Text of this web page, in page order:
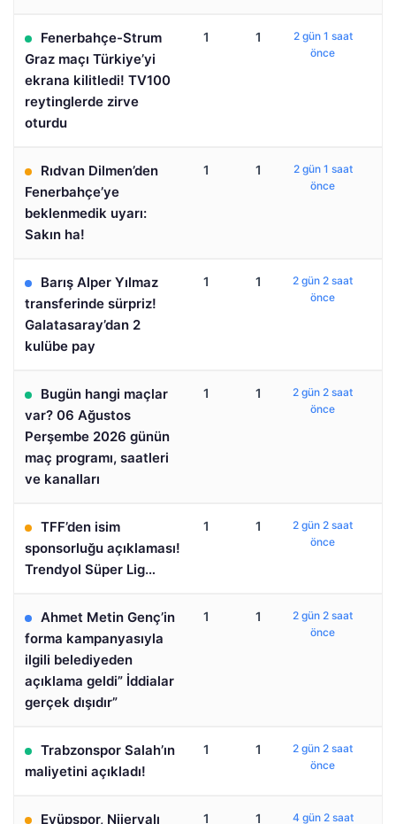
Fenerbahçe-Strum
Graz maçı Türkiye’yi
ekrana kilitledi! TV100
reytinglerde zirve
oturdu
1 1
2 gün 1 saat
önce
Rıdvan Dilmen’den
Fenerbahçe’ye
beklenmedik uyarı:
Sakın ha!
1 1
2 gün 1 saat
önce
Barış Alper Yılmaz
transferinde sürpriz!
Galatasaray’dan 2
kulübe pay
1 1
2 gün 2 saat
önce
Bugün hangi maçlar
var? 06 Ağustos
Perşembe 2026 günün
maç programı, saatleri
ve kanalları
1 1
2 gün 2 saat
önce
TFF’den isim
sponsorluğu açıklaması!
Trendyol Süper Lig…
1 1
2 gün 2 saat
önce
Ahmet Metin Genç’in
forma kampanyasıyla
ilgili belediyeden
açıklama geldi” İddialar
gerçek dışıdır”
1 1
2 gün 2 saat
önce
Trabzonspor Salah’ın
maliyetini açıkladı!
1 1
2 gün 2 saat
önce
Eyüpspor, Nijeryalı 1 1 4 gün 2 saat